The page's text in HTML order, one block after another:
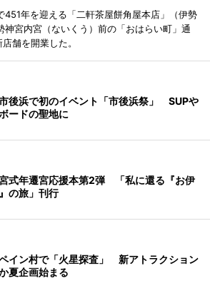
451年を迎える「二軒茶屋餅角屋本店」（伊勢
宮内宮（ないくう）前の「おはらい町」通
舗を開業した。
後浜で初のイベント「市後浜祭」 SUPや
ードの聖地に
式年遷宮応援本第2弾 「私に還る『お伊
の旅」刊行
イン村で「火星探査」 新アトラクション
夏企画始まる